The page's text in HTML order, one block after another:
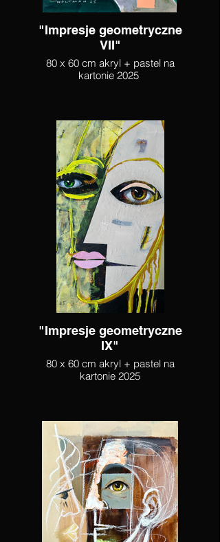
"Impresje geometryczne
VII"
80 x 60 cm akryl + pastel na
kartonie 2025
"Impresje geometryczne
IX"
80 x 60 cm akryl + pastel na
kartonie 2025